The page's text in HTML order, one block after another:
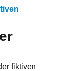
fiktiven